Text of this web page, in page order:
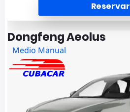
Reservar
Dongfeng Aeolus
Medio Manual